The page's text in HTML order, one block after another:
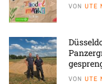
VON UTE
VON UTE